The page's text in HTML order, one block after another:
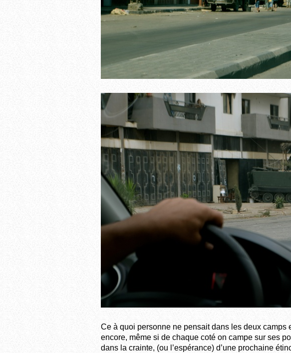
Ce à quoi personne ne pensait dans les deux camps
encore, même si de chaque coté on campe sur ses
dans la crainte, (ou l’espérance) d’une prochaine